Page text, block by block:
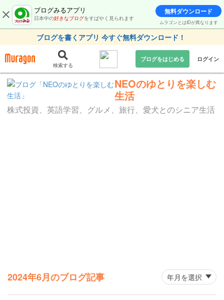
ブログみるアプリ
日本中の好きなブログをすばやく見られます
無料ダウンロード
ムラゴンとはIDが異なります
ブログを書くアプリ 今すぐ無料ダウンロード！
検索する
ブログをはじめる ログイン
NEOのゆとりを楽しむ
生活
株式投資、英語学習、グルメ、旅行、愛犬とのシニア生活
2024年6月のブログ記事